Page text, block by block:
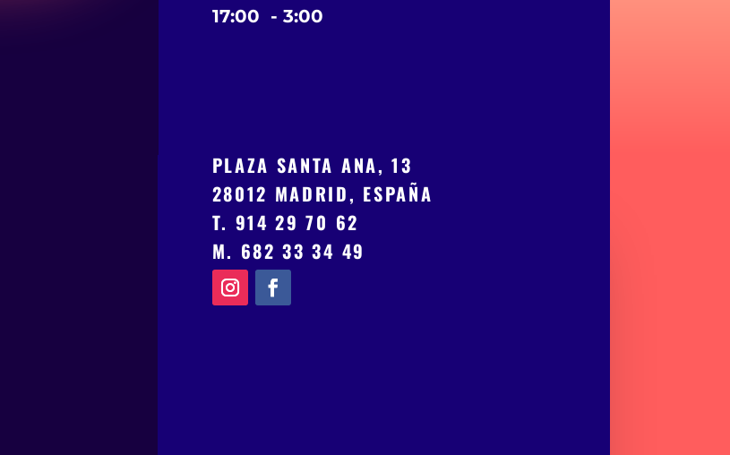
17:00 - 3:00
PLAZA SANTA ANA, 13
28012 MADRID, ESPAÑA
T. 914 29 70 62
M. 682 33 34 49